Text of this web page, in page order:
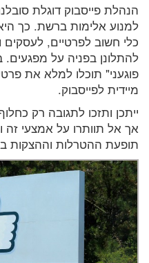
הנהלת פייסבוק דוגלת
למנוע אלימות ברשת. כך
כלי חשוב לפרטיים, לעסקים
להתלונן בפניה על מפגעים.
פוגעני" תוכלו למלא את
מיידית לפייסבוק.
ייתכן ותזכו לתגובה רק
אך אל תוותרו על אמצעי זה
תופעת ההטרלות וההצקות